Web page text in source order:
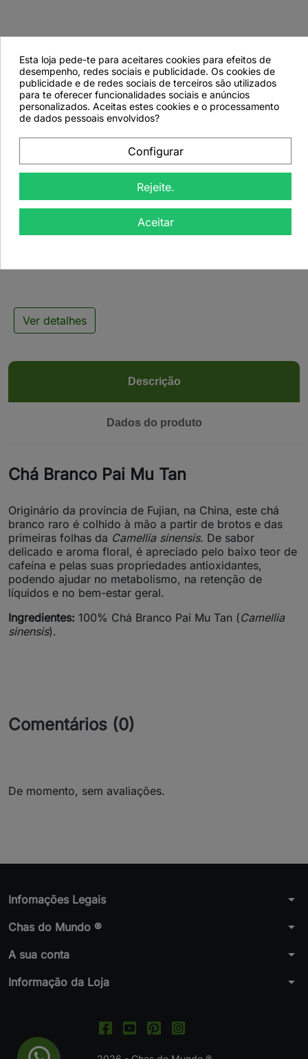

favorite_border
Ver detalhes
Descrição
Dados do produto
Chá Branco Pai Mu Tan
Originário da província de Fujian, na China, este chá
branco raro é colhido à mão a partir de brotos e das
primeiras folhas da Camellia sinensis. De sabor
delicado e aroma floral, é apreciado pelo baixo teor de
cafeína e pelas suas propriedades antioxidantes,
podendo ajudar no metabolismo, na retenção de
líquidos e no bem-estar geral.
Ingredientes: 100% Chá Branco Pai Mu Tan (Camellia
sinensis).
Comentários (0)
De momento, sem avaliações.
Infomações Legais arrow_drop_down
Chas do Mundo ® arrow_drop_down
A sua conta arrow_drop_down
Informação da Loja arrow_drop_down
Esta loja pede-te para aceitares cookies para efeitos de
desempenho, redes sociais e publicidade. Os cookies de
publicidade e de redes sociais de terceiros são utilizados
para te oferecer funcionalidades sociais e anúncios
personalizados. Aceitas estes cookies e o processamento
de dados pessoais envolvidos?
Configurar
Rejeite.
Aceitar